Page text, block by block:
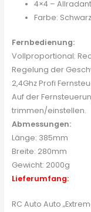
4×4 –
Farbe:
Fernbedienung:
Vollproportional:
Regelung der
2,4Ghz Profi
Auf der
trimmen/einstellen.
Abmessungen:
Länge: 385mm
Breite: 280mm
Gewicht: 2000g
Lieferumfang:
RC Auto Auto